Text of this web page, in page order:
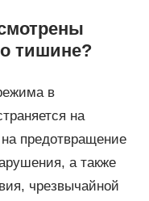
тишине?
в
на
предотвращение
а также
чрезвычайной